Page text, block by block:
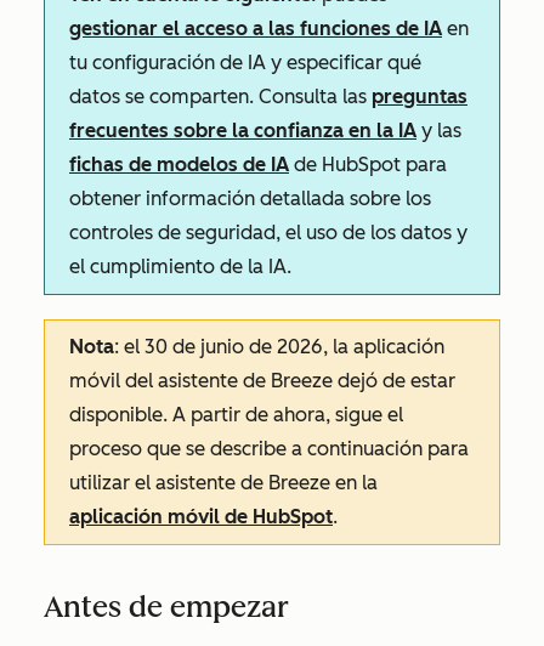
gestionar el acceso a las funciones de IA en
tu configuración de IA y especificar qué
datos se comparten. Consulta las preguntas
frecuentes sobre la confianza en la IA y las
fichas de modelos de IA de HubSpot para
obtener información detallada sobre los
controles de seguridad, el uso de los datos y
el cumplimiento de la IA.
Nota: el 30 de junio de 2026, la aplicación
móvil del asistente de Breeze dejó de estar
disponible. A partir de ahora, sigue el
proceso que se describe a continuación para
utilizar el asistente de Breeze en la
aplicación móvil de HubSpot.
Antes de empezar